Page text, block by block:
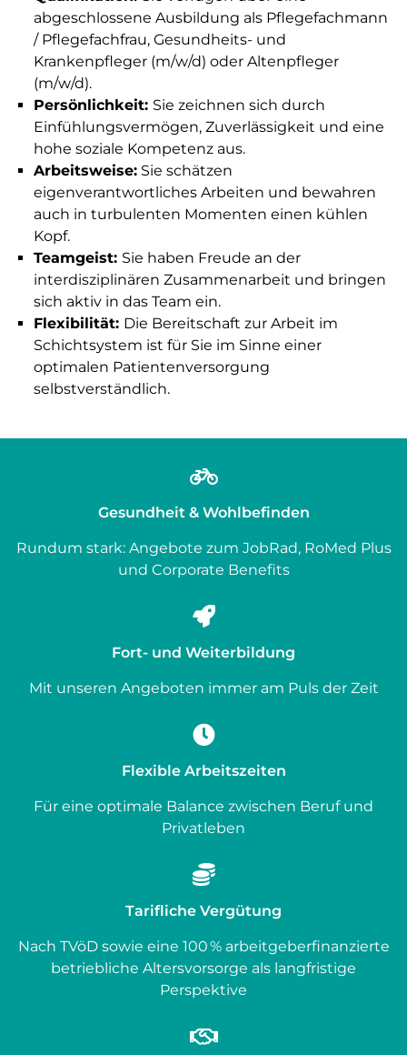
abgeschlossene Ausbildung als Pflegefachmann
/ Pflegefachfrau, Gesundheits- und
Krankenpfleger (m/w/d) oder Altenpfleger
(m/w/d).
Persönlichkeit: Sie zeichnen sich durch
Einfühlungsvermögen, Zuverlässigkeit und eine
hohe soziale Kompetenz aus.
Arbeitsweise: Sie schätzen
eigenverantwortliches Arbeiten und bewahren
auch in turbulenten Momenten einen kühlen
Kopf.
Teamgeist: Sie haben Freude an der
interdisziplinären Zusammenarbeit und bringen
sich aktiv in das Team ein.
Flexibilität: Die Bereitschaft zur Arbeit im
Schichtsystem ist für Sie im Sinne einer
optimalen Patientenversorgung
selbstverständlich.
Gesundheit & Wohlbefinden
Rundum stark: Angebote zum JobRad, RoMed Plus
und Corporate Benefits
Fort- und Weiterbildung
Mit unseren Angeboten immer am Puls der Zeit
Flexible Arbeitszeiten
Für eine optimale Balance zwischen Beruf und
Privatleben
Tarifliche Vergütung
Nach TVöD sowie eine 100 % arbeitgeberfinanzierte
betriebliche Altersvorsorge als langfristige
Perspektive